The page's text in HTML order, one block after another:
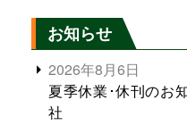
お知らせ
2026年8月6日
夏季休業･休刊のお
社